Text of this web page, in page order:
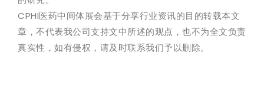
CPHI医药中间体展会基于分享行业资讯的目的转载本文
章，不代表我公司支持文中所述的观点，也不为全文负责
真实性，如有侵权，请及时联系我们予以删除。